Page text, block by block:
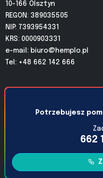
10-166 Olsztyn
REGON: 389035505
NIP: 7393954331
KRS: 0000903331
e-mail: biuro@hemplo.pl
Tel: +48 662 142 666
Potrzebujesz
662